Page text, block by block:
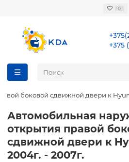
0
+375
боковой сдвижной двери к
Автомобильная
открытия правой
сдвижной двери к
2004г. - 2007г.